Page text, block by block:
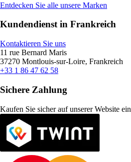
Entdecken Sie alle unsere Marken
Kundendienst in Frankreich
Kontaktieren Sie uns
11 rue Bernard Maris
37270 Montlouis-sur-Loire, Frankreich
+33 1 86 47 62 58
Sichere Zahlung
Kaufen Sie sicher auf unserer Website ein